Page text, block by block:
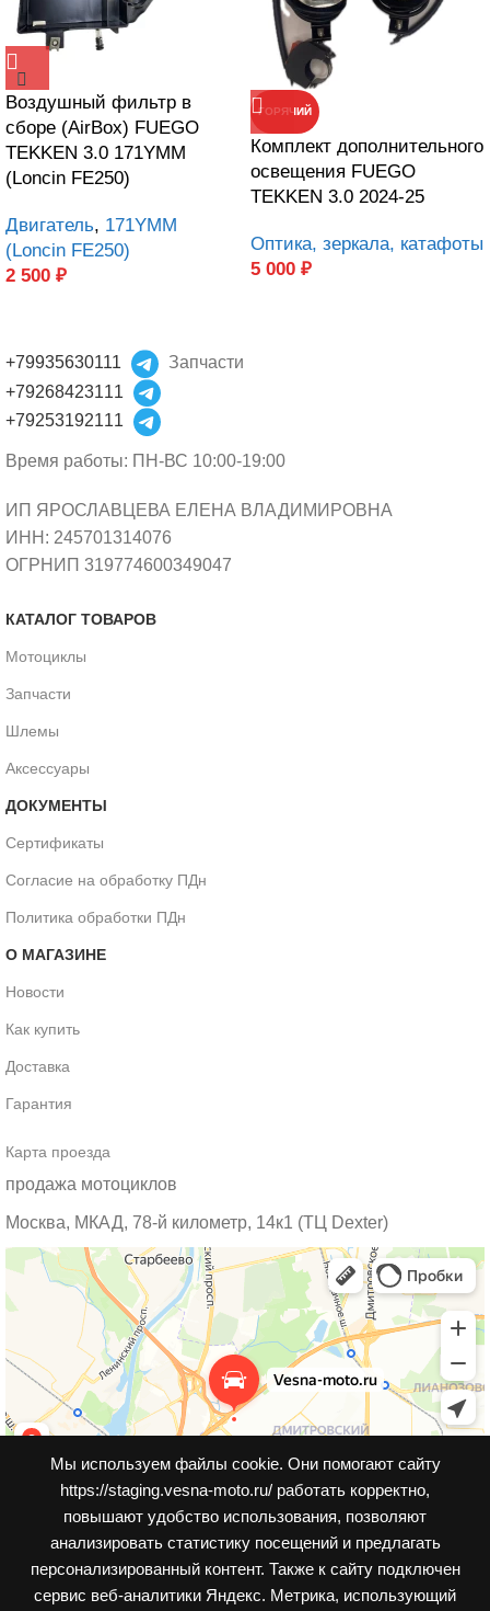
Мы используем файлы cookie. Они помогают сайту
https://staging.vesna-moto.ru/ работать корректно,
повышают удобство использования, позволяют
анализировать статистику посещений и предлагать
персонализированный контент. Также к cайту подключен
сервис веб-аналитики Яндекс. Метрика, использующий
Воздушный фильтр в
сборе (AirBox) FUEGO
TEKKEN 3.0 171YMM
(Loncin FE250)
Двигатель, 171YMM
(Loncin FE250)
2 500 ₽
ГОРЯЧИЙ
Комплект дополнительного
освещения FUEGO
TEKKEN 3.0 2024-25
Оптика, зеркала, катафоты
5 000 ₽
+79935630111
Запчасти
+79268423111
+79253192111
Время работы: ПН-ВС 10:00-19:00
ИП ЯРОСЛАВЦЕВА ЕЛЕНА ВЛАДИМИРОВНА
ИНН: 245701314076
ОГРНИП 319774600349047
КАТАЛОГ ТОВАРОВ
Мотоциклы
Запчасти
Шлемы
Аксессуары
ДОКУМЕНТЫ
Сертификаты
Согласие на обработку ПДн
Политика обработки ПДн
О МАГАЗИНЕ
Новости
Как купить
Доставка
Гарантия
Карта проезда
продажа мотоциклов
Москва, МКАД, 78-й километр, 14к1 (ТЦ Dexter)